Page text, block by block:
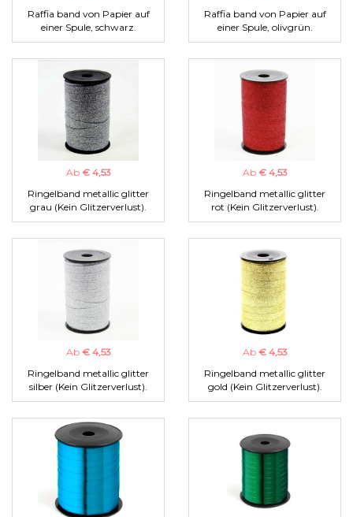
Raffia band von Papier auf
einer Spule, schwarz.
Raffia band von Papier auf
einer Spule, olivgrün.
Ab € 4,53
Ringelband metallic glitter
grau (Kein Glitzerverlust).
Ab € 4,53
Ringelband metallic glitter
rot (Kein Glitzerverlust).
Ab € 4,53
Ringelband metallic glitter
silber (Kein Glitzerverlust).
Ab € 4,53
Ringelband metallic glitter
gold (Kein Glitzerverlust).